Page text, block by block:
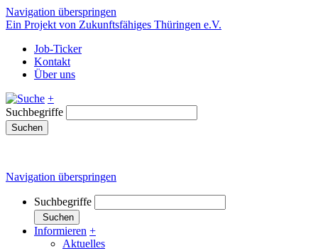
Navigation überspringen
Ein Projekt von Zukunftsfähiges Thüringen e.V.
Job-Ticker
Kontakt
Über uns
+
Suchbegriffe
Suchen
Navigation überspringen
Suchbegriffe
Suchen
Informieren +
Aktuelles